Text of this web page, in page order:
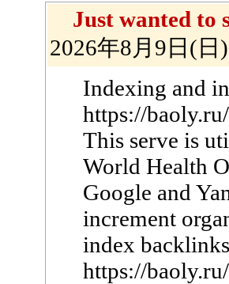
Just wanted to
2026年8月9日(
Indexing and
https://
This serve is
World Health
Google and
increment
index
https://